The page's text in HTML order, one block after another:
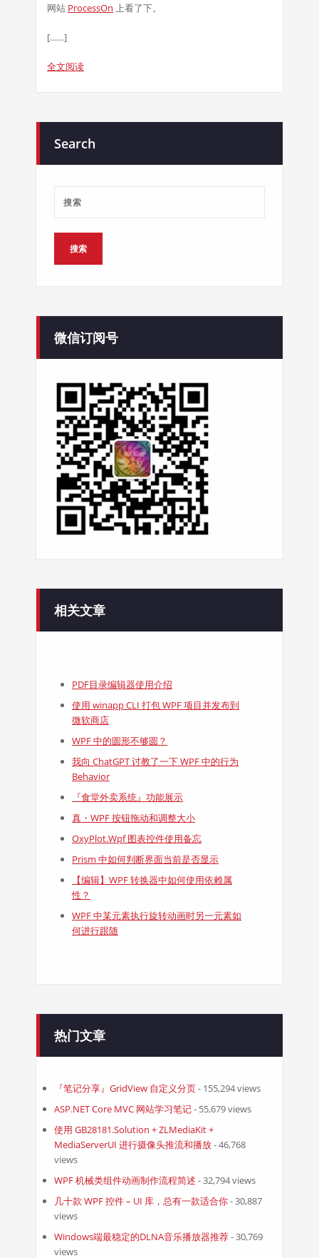
网站 ProcessOn 上看了下。
[……]
全文阅读
Search
微信订阅号
相关文章
PDF目录编辑器使用介绍
使用 winapp CLI 打包 WPF 项目并发布到
微软商店
WPF 中的圆形不够圆？
我向 ChatGPT 讨教了一下 WPF 中的行为
Behavior
『食堂外卖系统』功能展示
真・WPF 按钮拖动和调整大小
OxyPlot.Wpf 图表控件使用备忘
Prism 中如何判断界面当前是否显示
【编辑】WPF 转换器中如何使用依赖属
性？
WPF 中某元素执行旋转动画时另一元素如
何进行跟随
热门文章
『笔记分享』GridView 自定义分页- 155,294 views
ASP.NET Core MVC 网站学习笔记- 55,679 views
使用 GB28181.Solution + ZLMediaKit +
MediaServerUI 进行摄像头推流和播放- 46,768
views
WPF 机械类组件动画制作流程简述 - 32,794 views
几十款 WPF 控件 – UI 库，总有一款适合你- 30,887
views
Windows端最稳定的DLNA音乐播放器推荐- 30,769
views